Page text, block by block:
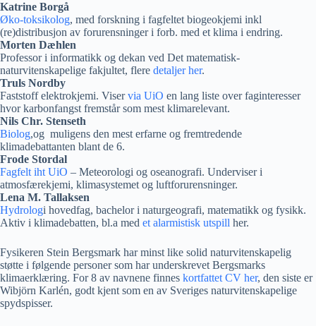
Katrine Borgå
Øko-toksikolog, med forskning i fagfeltet biogeokjemi inkl
(re)distribusjon av forurensninger i forb. med et klima i endring.
Morten Dæhlen
Professor i informatikk og dekan ved Det matematisk-
naturvitenskapelige fakjultet, flere detaljer her.
Truls Nordby
Faststoff elektrokjemi. Viservia UiO en lang liste over faginteresser
hvor karbonfangst fremstår som mest klimarelevant.
Nils Chr. Stenseth
Biolog,og muligens den mest erfarne og fremtredende
klimadebattanten blant de 6.
Frode Stordal
Fagfelt iht UiO – Meteorologi og oseanografi. Underviser i
atmosfærekjemi, klimasystemet og luftforurensninger.
Lena M. Tallaksen
Hydrologi hovedfag, bachelor i naturgeografi, matematikk og fysikk.
Aktiv i klimadebatten, bl.a med et alarmistisk utspill her.
Fysikeren Stein Bergsmark har minst like solid naturvitenskapelig
støtte i følgende personer som har underskrevet Bergsmarks
klimaerklæring. For 8 av navnene finnes kortfattet CV her, den siste er
Wibjörn Karlén, godt kjent som en av Sveriges naturvitenskapelige
spydspisser.